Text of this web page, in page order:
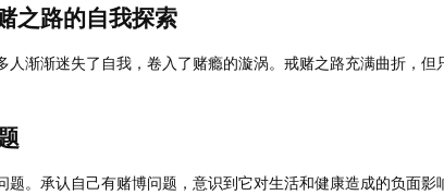
之路的自我探索
人渐渐迷失了自我，卷入了赌瘾的漩涡。戒赌之路充满曲折，
题。承认自己有赌博问题，意识到它对生活和健康造成的负面影